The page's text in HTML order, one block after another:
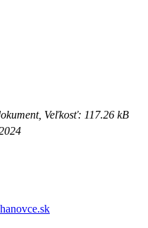
Veľkosť: 117.26 kB